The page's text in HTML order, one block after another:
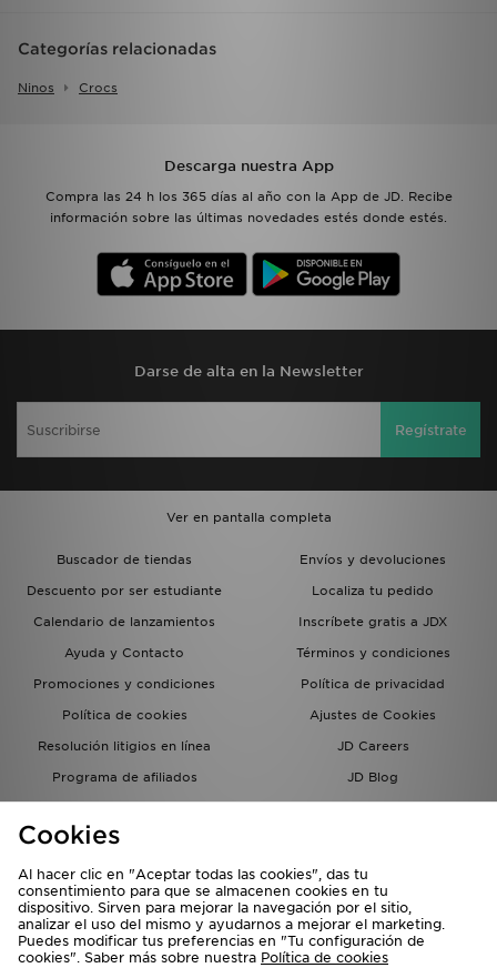
Categorías relacionadas
Ninos Crocs
Descarga nuestra App
Compra las 24 h los 365 días al año con la App de JD. Recibe
información sobre las últimas novedades estés donde estés.
Darse de alta en la Newsletter
Regístrate
Ver en pantalla completa
Buscador de tiendas
Envíos y devoluciones
Descuento por ser estudiante
Localiza tu pedido
Calendario de lanzamientos
Inscríbete gratis a JDX
Ayuda y Contacto
Términos y condiciones
Promociones y condiciones
Política de privacidad
Política de cookies
Ajustes de Cookies
Resolución litigios en línea
JD Careers
Programa de afiliados
JD Blog
del grupo JD - Whistleblowing
Cookies
Al hacer clic en "Aceptar todas las cookies", das tu
consentimiento para que se almacenen cookies en tu
dispositivo. Sirven para mejorar la navegación por el sitio,
analizar el uso del mismo y ayudarnos a mejorar el marketing.
Puedes modificar tus preferencias en "Tu configuración de
cookies". Saber más sobre nuestra Política de cookies